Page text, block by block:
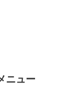
ニュー